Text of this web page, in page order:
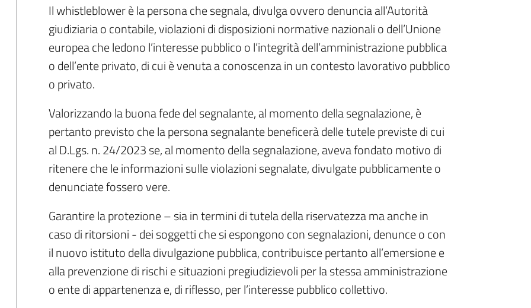
Il whistleblower è la persona che segnala, divulga ovvero denuncia all’Autorità
giudiziaria o contabile, violazioni di disposizioni normative nazionali o dell’Unione
europea che ledono l’interesse pubblico o l’integrità dell’amministrazione pubblica
o dell’ente privato, di cui è venuta a conoscenza in un contesto lavorativo pubblico
o privato.
Valorizzando la buona fede del segnalante, al momento della segnalazione, è
pertanto previsto che la persona segnalante beneficerà delle tutele previste di cui
al D.Lgs. n. 24/2023 se, al momento della segnalazione, aveva fondato motivo di
ritenere che le informazioni sulle violazioni segnalate, divulgate pubblicamente o
denunciate fossero vere.
Garantire la protezione – sia in termini di tutela della riservatezza ma anche in
caso di ritorsioni - dei soggetti che si espongono con segnalazioni, denunce o con
il nuovo istituto della divulgazione pubblica, contribuisce pertanto all’emersione e
alla prevenzione di rischi e situazioni pregiudizievoli per la stessa amministrazione
o ente di appartenenza e, di riflesso, per l’interesse pubblico collettivo.